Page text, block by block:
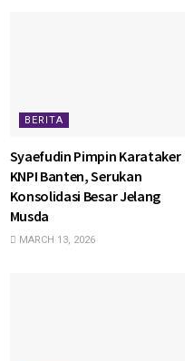
BERITA
Syaefudin Pimpin Karataker
KNPI Banten, Serukan
Konsolidasi Besar Jelang
Musda
MARCH 13, 2026